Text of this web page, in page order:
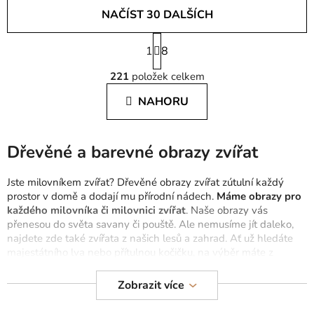
O
v
l
á
d
c
p
r
v
k
y
ý
p
NAČÍST 30 DALŠÍCH
S
t
r
á
k
o
n
1 8
221položek celkem
NAHORU
Dřevěné a barevné obrazy zvířat
Jste milovníkem zvířat? Dřevěné obrazy zvířat zútulní každý
prostor v domě a dodají mu přírodní nádech. Máme obrazy pro
každého milovníka či milovnici zvířat. Naše obrazy vás
přenesou do světa savany či pouště. Ale nemusíme jít daleko,
najdete zde také zvířata z našich lesů a zahrad. Ať už hledáte
majestátního lva nebo přítulnou kočičku, na výběr máte z
Zobrazit více